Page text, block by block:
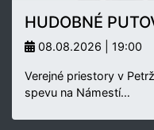
HUDOBNÉ
08.08.2026 | 19:00
Verejné priestory v
spevu na Námestí…